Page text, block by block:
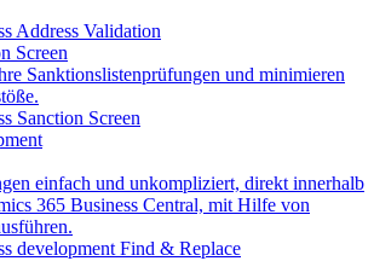
Address Validation
Screen
Sanktionslistenprüfungen und minimieren
Sanction Screen
einfach und unkompliziert, direkt innerhalb
365 Business Central, mit Hilfe von
development Find & Replace